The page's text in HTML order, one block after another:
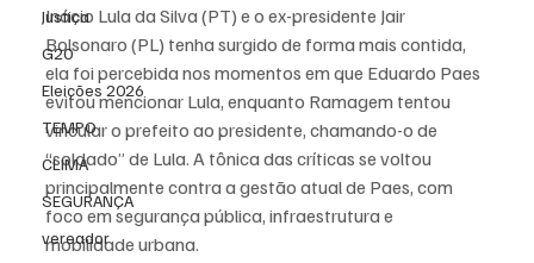
Justiça
G20
Eleições 2026
TEMPO
CLIMA
SEGURANÇA
vereador
Inácio Lula da Silva (PT) e o ex-presidente Jair
Bolsonaro (PL) tenha surgido de forma mais contida,
ela foi percebida nos momentos em que Eduardo Paes
evitou mencionar Lula, enquanto Ramagem tentou
vincular o prefeito ao presidente, chamando-o de
“soldado” de Lula. A tônica das críticas se voltou
principalmente contra a gestão atual de Paes, com
foco em segurança pública, infraestrutura e
mobilidade urbana.